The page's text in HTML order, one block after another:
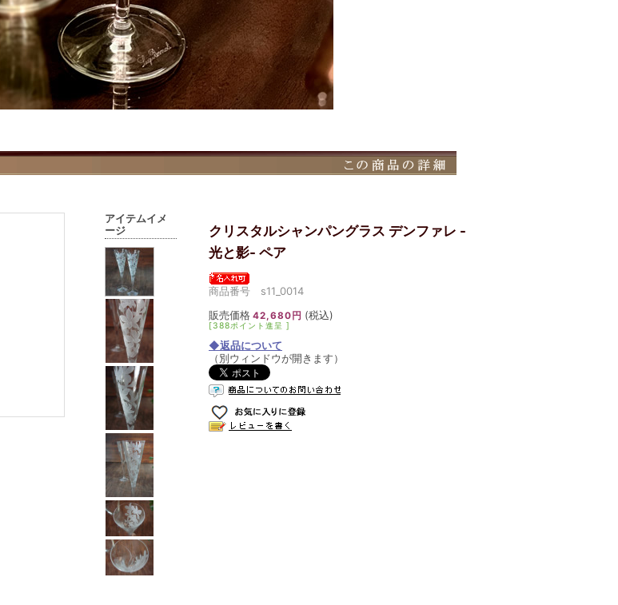
クリスタルシャンパングラス デンファレ -
光と影- ペア
商品番号 s11_0014
販売価格 42,680円 (税込)
[388ポイント進呈 ]
◆返品について
（別ウィンドウが開きます）
アイテムイメ
ージ